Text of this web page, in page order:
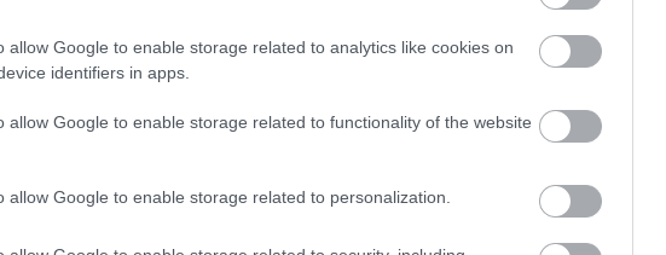
allow Google to enable storage related to analytics like cookies on
identifiers in apps.
allow Google to enable storage related to functionality of the website
allow Google to enable storage related to personalization.
5
5
P
0
3
ZOBACZ WIĘCEJ (13)